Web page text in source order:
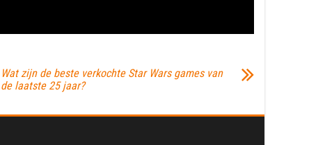
Wat zijn de beste verkochte Star Wars games van
de laatste 25 jaar?